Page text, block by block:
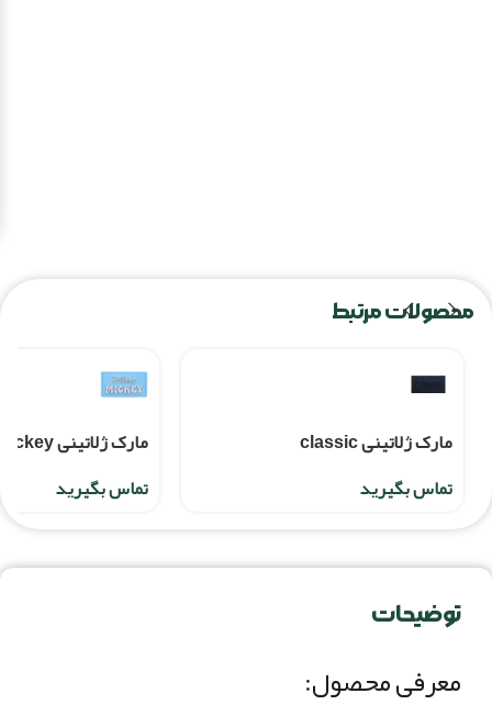
محصولات مرتبط
مارک ژلاتینی classic
تماس بگیرید
مارک ژلاتینی mickey
تماس بگیرید
توضیحات
معرفی محصول: